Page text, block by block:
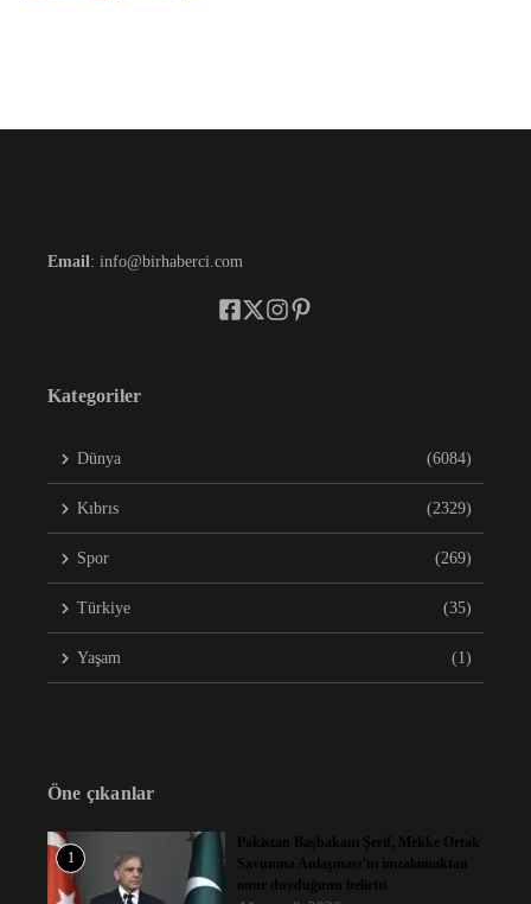
Email: info@birhaberci.com
Kategoriler
Dünya (6084)
Kıbrıs (2329)
Spor (269)
Türkiye (35)
Yaşam (1)
Öne çıkanlar
1
Pakistan Başbakanı Şerif, Mekke Ortak
Savunma Anlaşması’nı imzalamaktan
onur duyduğunu belirtti